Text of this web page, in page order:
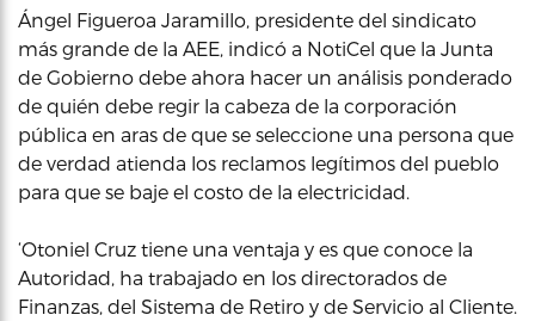
Ángel Figueroa Jaramillo, presidente del sindicato
más grande de la AEE, indicó a NotiCel que la Junta
de Gobierno debe ahora hacer un análisis ponderado
de quién debe regir la cabeza de la corporación
pública en aras de que se seleccione una persona que
de verdad atienda los reclamos legítimos del pueblo
para que se baje el costo de la electricidad.
‘Otoniel Cruz tiene una ventaja y es que conoce la
Autoridad, ha trabajado en los directorados de
Finanzas, del Sistema de Retiro y de Servicio al Cliente.